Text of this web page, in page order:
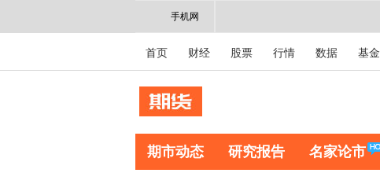
手机网
首页 财经 股票 行情 数据 基金
期市动态 研究报告 名家论市